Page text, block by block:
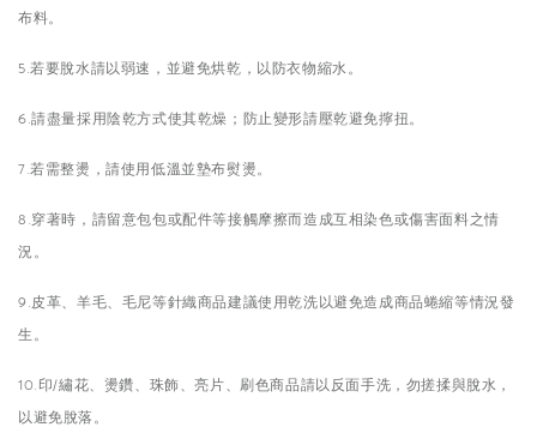
布料。
5.若要脫水請以弱速，並避免烘乾，以防衣物縮水。
6.請盡量採用陰乾方式使其乾燥；防止變形請壓乾避免擰扭。
7.若需整燙，請使用低溫並墊布熨燙。
8.穿著時，請留意包包或配件等接觸摩擦而造成互相染色或傷害面料之情
況。
9.皮革、羊毛、毛尼等針織商品建議使用乾洗以避免造成商品蜷縮等情況發
生。
10.印/繡花、燙鑽、珠飾、亮片、刷色商品請以反面手洗，勿搓揉與脫水，
以避免脫落。